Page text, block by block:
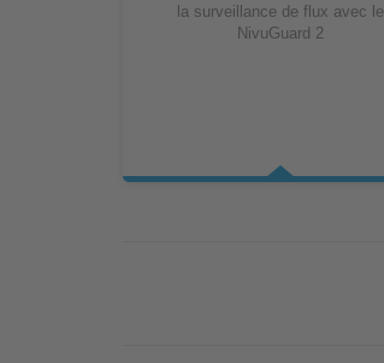
la surveillance de flux avec le
NivuGuard 2